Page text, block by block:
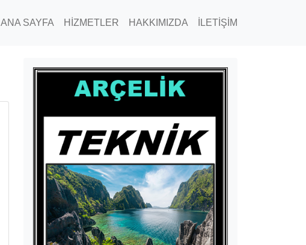
ANA SAYFA HİZMETLER HAKKIMIZDA İLETİŞİM